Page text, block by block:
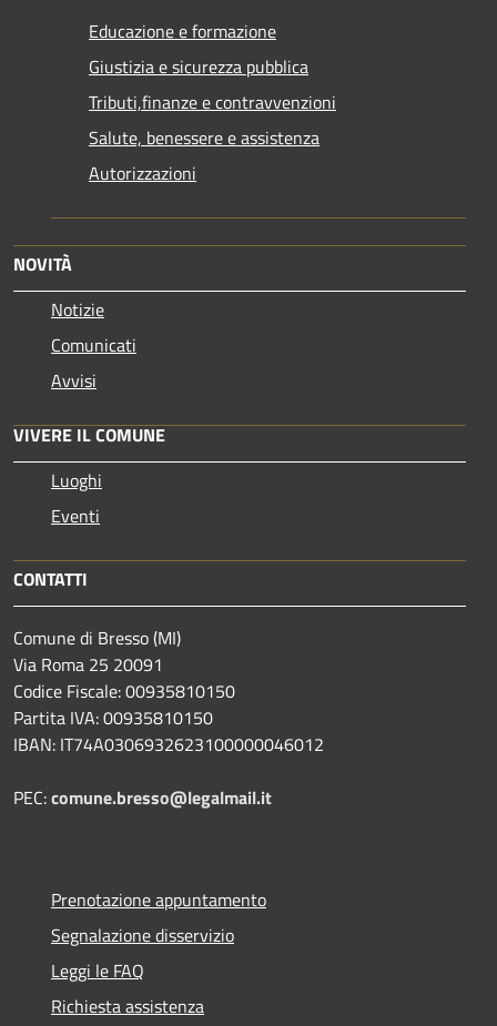
Educazione e formazione
Giustizia e sicurezza pubblica
Tributi,finanze e contravvenzioni
Salute, benessere e assistenza
Autorizzazioni
NOVITÀ
Notizie
Comunicati
Avvisi
VIVERE IL COMUNE
Luoghi
Eventi
CONTATTI
Comune di Bresso (MI)
Via Roma 25 20091
Codice Fiscale: 00935810150
Partita IVA: 00935810150
IBAN: IT74A0306932623100000046012
PEC:comune.bresso@legalmail.it
Prenotazione appuntamento
Segnalazione disservizio
Leggi le FAQ
Richiesta assistenza